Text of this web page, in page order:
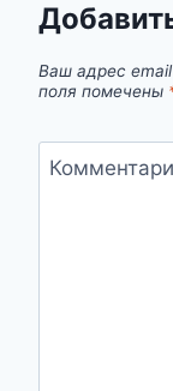
Ваш адрес email
поля помечены